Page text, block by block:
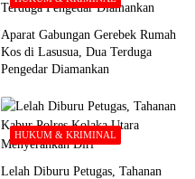
Aparat Gabungan Gerebek Rumah
Kos di Lasusua, Dua Terduga
Pengedar Diamankan
HUKUM & KRIMINAL
Lelah Diburu Petugas, Tahanan